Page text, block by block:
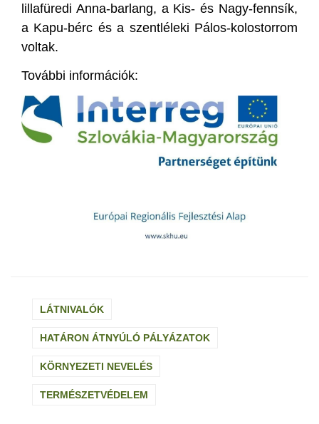
lillafüredi Anna-barlang, a Kis- és Nagy-fennsík,
a Kapu-bérc és a szentléleki Pálos-kolostorrom
voltak.
További információk:
LÁTNIVALÓK
HATÁRON ÁTNYÚLÓ PÁLYÁZATOK
KÖRNYEZETI NEVELÉS
TERMÉSZETVÉDELEM